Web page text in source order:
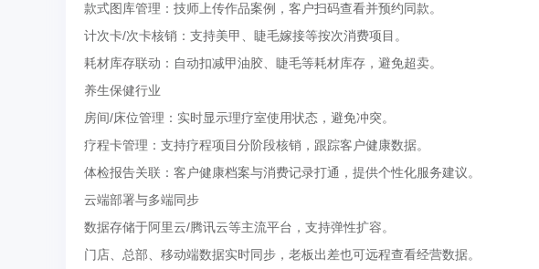
款式图库管理：技师上传作品案例，客户扫码查看并预约同款。
计次卡/次卡核销：支持美甲、睫毛嫁接等按次消费项目。
耗材库存联动：自动扣减甲油胶、睫毛等耗材库存，避免超卖。
‌养生保健行业‌
房间/床位管理：实时显示理疗室使用状态，避免冲突。
疗程卡管理：支持疗程项目分阶段核销，跟踪客户健康数据。
体检报告关联：客户健康档案与消费记录打通，提供个性化服务建议。
‌云端部署与多端同步‌
数据存储于阿里云/腾讯云等主流平台，支持弹性扩容。
门店、总部、移动端数据实时同步，老板出差也可远程查看经营数据。